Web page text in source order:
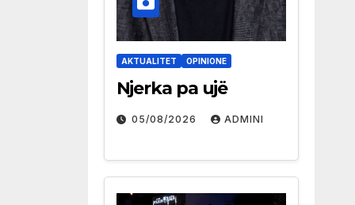
AKTUALITET OPINIONE
Njerka pa ujë
05/08/2026 ADMINI